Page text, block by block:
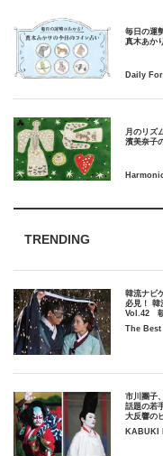
毎日の運
月のリズ
TRENDING
韓流ナビ
必見！ 韓
Vol.42 朝
The
市川團子
話題の若
大反響の
KABUKI